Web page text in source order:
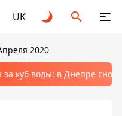
UK
2020
за куб воды: в Днепре